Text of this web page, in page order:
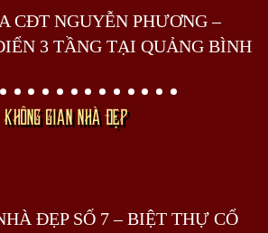
CĐT NGUYỄN PHƯƠNG –
3 TẦNG TẠI QUẢNG BÌNH
KHÔNG GIAN NHÀ ĐẸP
ĐẸP SỐ 7 – BIỆT THỰ CỔ